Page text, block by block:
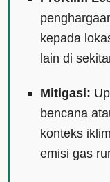
kepada
lain di
Mitigasi:
bencana
konteks
emisi gas